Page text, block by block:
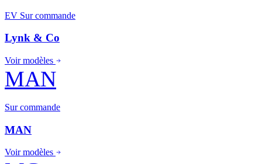
EV Sur commande
Lynk & Co
Voir modèles
MAN
Sur commande
MAN
Voir modèles